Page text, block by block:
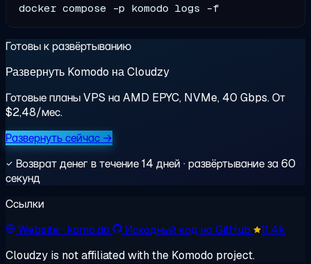
Готовы к развёртыванию
Развернуть Komodo на Cloudzy
Готовые планы VPS на AMD EPYC, NVMe, 40 Gbps. От
$2,48/мес.
Развернуть сейчас →
Возврат денег в течение 14 дней · развёртывание за 60
секунд
Ссылки
Website· komo.do Исходный код на GitHub
11.4k
Cloudzy is not affiliated with the Komodo project.